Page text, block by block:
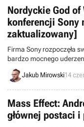
Nordyckie God
konferencji Sony
zaktualizowany]
Firma Sony rozpoczęła
bardzo mocnego
War, przenoszącej nas w
wyłącznie na PlayStation
Jakub Mirowski14
Mass Effect:
głównej postaci